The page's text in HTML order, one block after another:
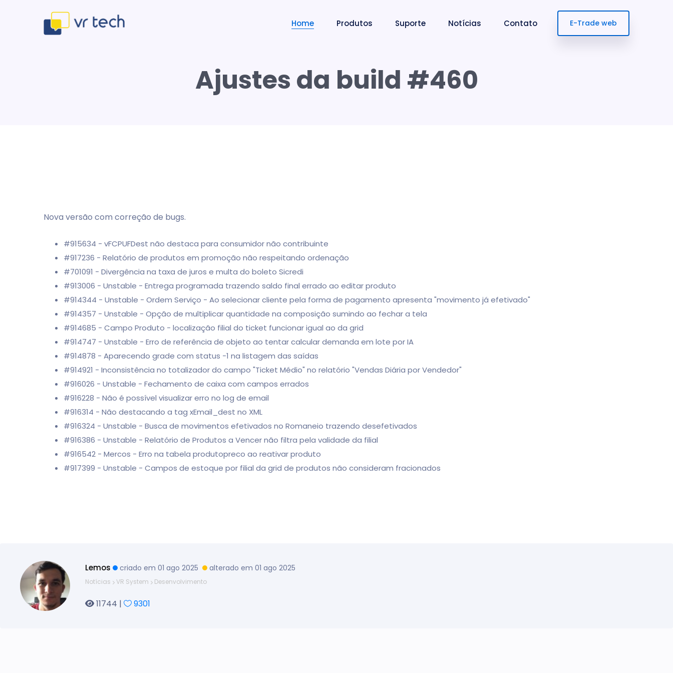
Home Produtos Suporte Notícias Contato E-Trade web
Ajustes da build #460
Nova versão com correção de bugs.
#915634 - vFCPUFDest não destaca para consumidor não contribuinte
#917236 - Relatório de produtos em promoção não respeitando ordenação
#701091 - Divergência na taxa de juros e multa do boleto Sicredi
#913006 - Unstable - Entrega programada trazendo saldo final errado ao editar produto
#914344 - Unstable - Ordem Serviço - Ao selecionar cliente pela forma de pagamento apresenta "movimento já efetivado"
#914357 - Unstable - Opção de multiplicar quantidade na composição sumindo ao fechar a tela
#914685 - Campo Produto - localização filial do ticket funcionar igual ao da grid
#914747 - Unstable - Erro de referência de objeto ao tentar calcular demanda em lote por IA
#914878 - Aparecendo grade com status -1 na listagem das saídas
#914921 - Inconsistência no totalizador do campo "Ticket Médio" no relatório "Vendas Diária por Vendedor"
#916026 - Unstable - Fechamento de caixa com campos errados
#916228 - Não é possível visualizar erro no log de email
#916314 - Não destacando a tag xEmail_dest no XML
#916324 - Unstable - Busca de movimentos efetivados no Romaneio trazendo desefetivados
#916386 - Unstable - Relatório de Produtos a Vencer não filtra pela validade da filial
#916542 - Mercos - Erro na tabela produtopreco ao reativar produto
#917399 - Unstable - Campos de estoque por filial da grid de produtos não consideram fracionados
Lemos criado em 01 ago 2025 alterado em 01 ago 2025
Notícias VR System Desenvolvimento
11744 | 9301